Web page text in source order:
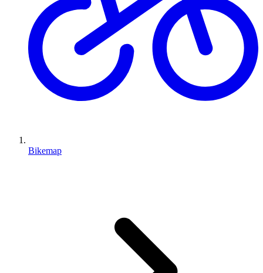
Bikemap